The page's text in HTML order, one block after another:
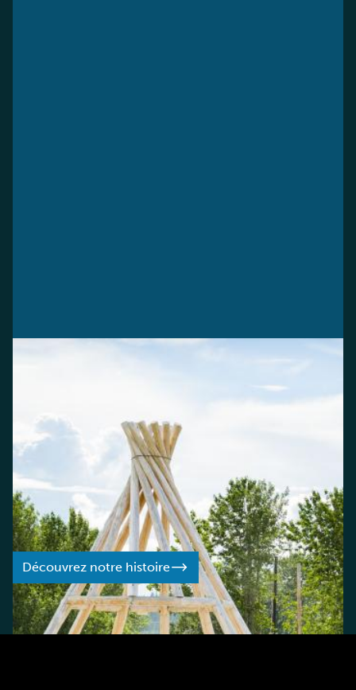
L’HISTOIRE DES PARCS DES TNO
protéger les zones ayant une importance culturelle et
historique, les parcs territoriaux jouent un rôle clé dans
la promotion de la santé et du mieux-être et dans le
soutien au tourisme local en offrant aux visiteurs des
installations, des attractions et des services
exceptionnels.
Découvrez notre histoire